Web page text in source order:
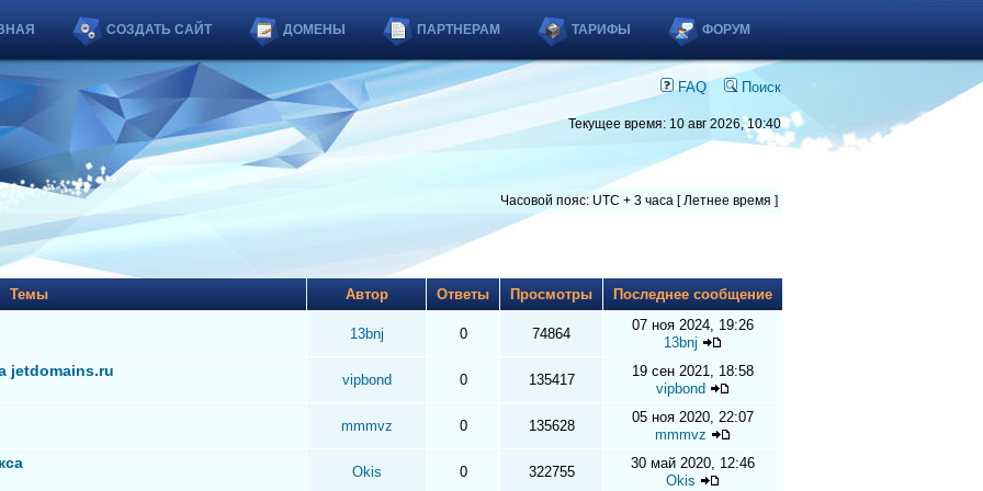
СОЗДАТЬ САЙТ ДОМЕНЫ ПАРТНЕРАМ ТАРИФЫ ФОРУМ
FAQ Поиск
Текущее время: 10 авг 2026, 10:40
Часовой пояс: UTC + 3 часа [ Летнее время ]
Темы Автор Ответы Просмотры Последнее сообщение
13bnj 0 74864
07 ноя 2024, 19:26
13bnj
jetdomains.ru
vipbond 0 135417
19 сен 2021, 18:58
vipbond
mmmvz 0 135628
05 ноя 2020, 22:07
mmmvz
Okis 0 322755
30 май 2020, 12:46
Okis